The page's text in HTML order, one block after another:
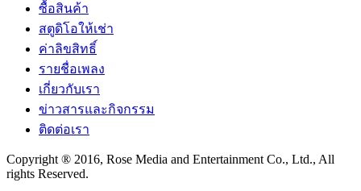
ซื้อสินค้า
สตูดิโอให้เช่า
ค่าลิขสิทธิ์
รายชื่อเพลง
เกี่ยวกับเรา
ข่าวสารและกิจกรรม
ติดต่อเรา
Copyright ® 2016, Rose Media and Entertainment Co., Ltd., All
rights Reserved.